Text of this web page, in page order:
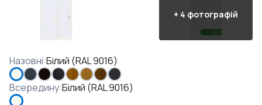
+ 4 фотографій
Назовні:Білий (RAL 9016)
Всередину:Білий (RAL 9016)